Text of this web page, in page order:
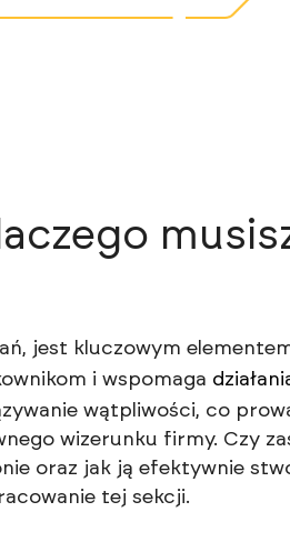
jest kluczowym
i wspomaga
wątpliwości, co
wizerunku firmy. Czy
oraz jak ją efektywnie
tej sekcji.